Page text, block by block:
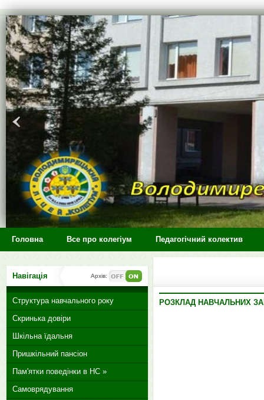
>
Головна Все про колегіум Педагогічний колектив
РОЗКЛАД НАВЧАЛЬНИХ
Навігація Архів:
Структура навчального року
Скринька довіри
Шкільна їдальня
Пришкільний пансіон
Пам'ятки поведінки в НС »
Самоврядування